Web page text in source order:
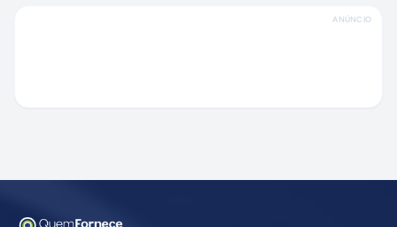
ANÚNCIO